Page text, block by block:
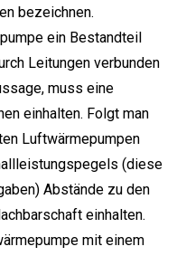
bezeichnen.
ein Bestandteil
Leitungen verbunden
muss eine
einhalten. Folgt man
Luftwärmepumpen
(diese
Abstände zu den
einhalten.
mit einem